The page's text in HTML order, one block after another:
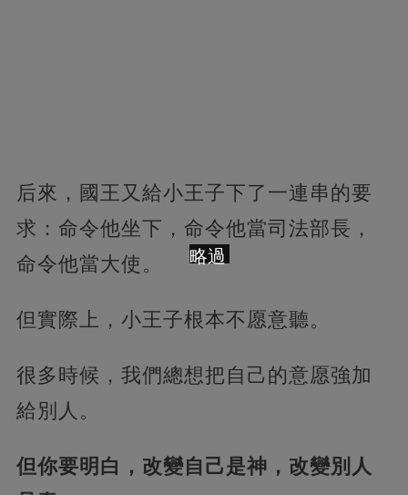
后來，國王又給小王子下了一連串的要
求：命令他坐下，命令他當司法部長，
命令他當大使。
但實際上，小王子根本不愿意聽。
很多時候，我們總想把自己的意愿強加
給別人。
但你要明白，改變自己是神，改變別人
略過